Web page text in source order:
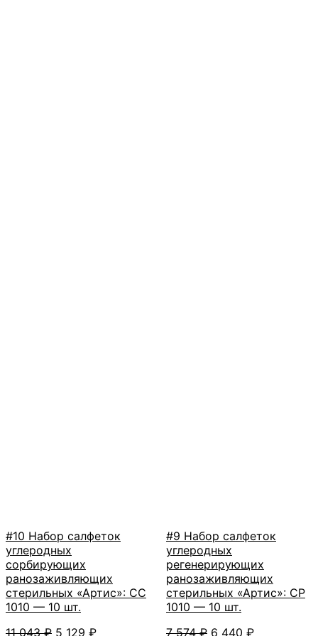
#10 Набор салфеток
углеродных
сорбирующих
ранозаживляющих
стерильных «Артис»: СС
1010 — 10 шт.
11 043₽ Первоначальная
5 129 ₽Текущая
#9 Набор салфеток
углеродных
регенерирующих
ранозаживляющих
стерильных «Артис»: СР
1010 — 10 шт.
7 574₽ Первоначальная
6 440 ₽Текущая